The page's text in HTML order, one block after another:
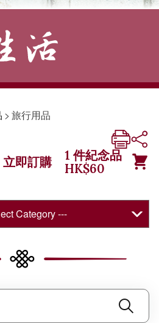
> 旅行用品
立即訂購 1 件紀念品
HK$60
Category ---